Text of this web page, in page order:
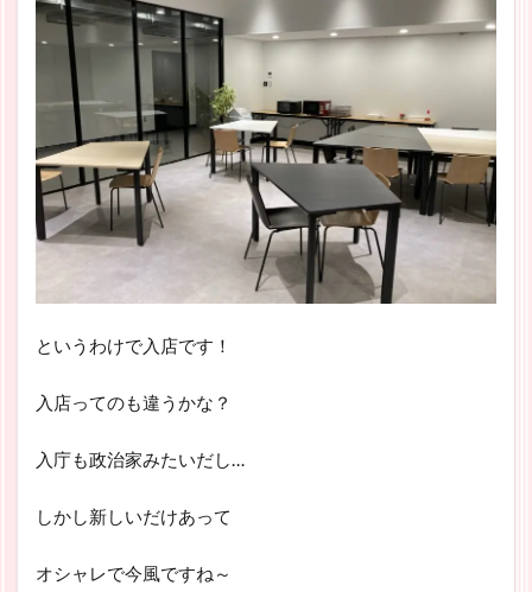
というわけで入店です！
入店ってのも違うかな？
入庁も政治家みたいだし…
しかし新しいだけあって
オシャレで今風ですね～